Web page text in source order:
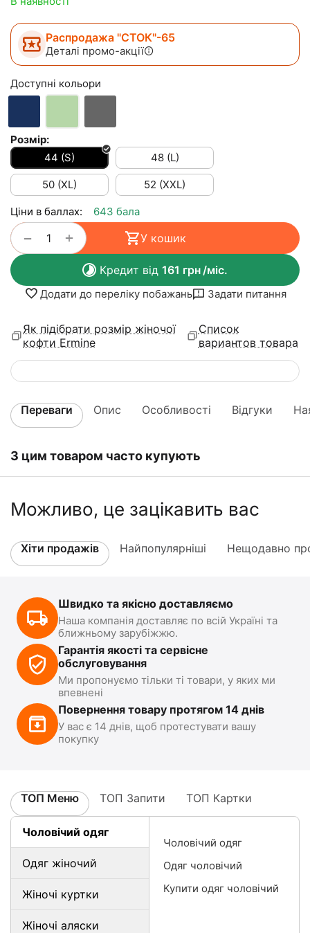
Распродажа "СТОК"-65
Деталі промо-акції
Доступні кольори
Розмір:
44 (S)
48 (L)
50 (XL) 52 (XXL)
Ціни в баллах: 643 бала
+
− У кошик
Кредит від 161 грн/міс.
Додати до переліку побажань Задати питання
Як підібрати розмір жіночої
кофти Ermine
Список
вариантов товара
Переваги Опис Особливості Відгуки
З цим товаром часто купують
Можливо, це зацікавить вас
Хіти продажів Найпопулярніші Нещодавно
Швидко та якісно доставляємо
Наша компанія доставляє по всій Україні та
ближньому зарубіжжю.
Гарантія якості та сервісне
обслуговування
Ми пропонуємо тільки ті товари, у яких ми
впевнені
Повернення товару протягом 14 днів
У вас є 14 днів, щоб протестувати вашу
покупку
ТОП Меню ТОП Запити ТОП Картки
Чоловічий одяг
Одяг жіночий
Жіночі куртки
Жіночі аляски
Чоловічий одяг
Одяг чоловічий
Купити одяг чоловічий